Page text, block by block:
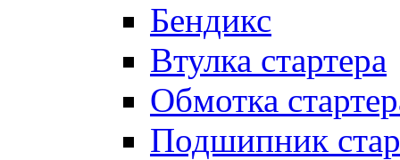
Бендикс
Втулка стартера
Обмотка
Подшипник